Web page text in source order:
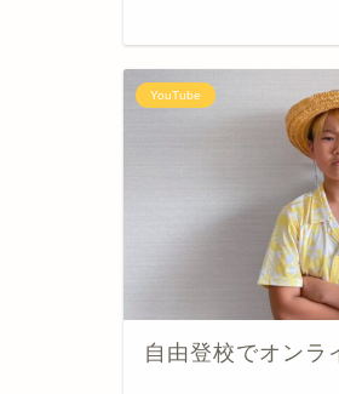
YouTube
自由登校でオンラ